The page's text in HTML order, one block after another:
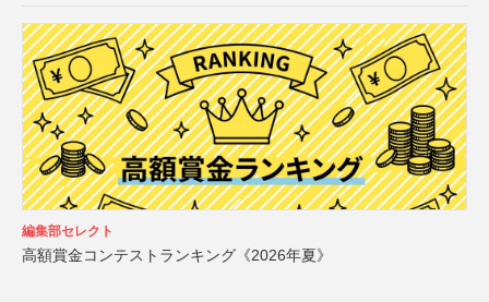
編集部セレクト
高額賞金コンテストランキング《2026年夏》